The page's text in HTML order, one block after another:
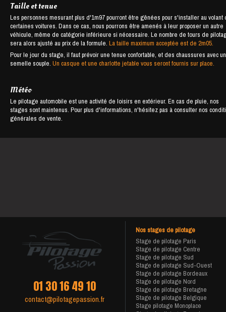
Taille et tenue
Les personnes mesurant plus d'1m97 pourront être gênées pour s'installer au volant
certaines voitures. Dans ce cas, nous pourrons être amenés à leur proposer un autre
véhicule, même de catégorie inférieure si nécessaire. Le nombre de tours de
sera alors ajusté au prix de la formule.La taille maximum acceptée est de 2m05.
Pour le jour du stage, il faut prévoir une tenue confortable, et des chaussures avec
semelle souple.Un casque et une charlotte jetable vous seront fournis sur place.
Météo
Le pilotage automobile est une activité de loisirs en extérieur. En cas de pluie, nos
stages sont maintenus. Pour plus d'informations, n'hésitez pas à consulter nos
générales de vente.
01 30 16 49 10
contact@pilotagepassion.fr
Nos stages de pilotage
Stage de pilotage Paris
Stage de pilotage Centre
Stage de pilotage Sud
Stage de pilotage Sud-Ouest
Stage de pilotage Bordeaux
Stage de pilotage Nord
Stage de pilotage Bretagne
Stage de pilotage Belgique
Stage pilotage Monoplace